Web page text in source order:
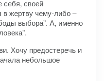
себя, своей
в жертву чему-либо –
выбора”. А, именно
Хочу предостеречь и
небольшое